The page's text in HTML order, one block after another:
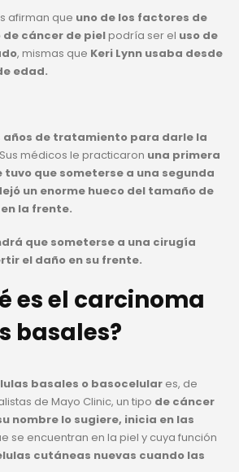
afirman que uno de los factores de
cáncer de pielpodría ser el uso de
, mismas que Keri Lynn usaba desde
edad.
años de tratamiento para darle la
médicos le practicaron una primera
tuvo que someterse a una segunda
un enorme hueco del tamaño de
la frente.
que someterse a una cirugía
el daño en su frente.
es el carcinoma
basales?
basales o basocelulares, de
de Mayo Clinic, un tipo de cáncer
nombre lo sugiere, inicia en las
se encuentran en la piel y cuya función
cutáneas nuevas cuando las